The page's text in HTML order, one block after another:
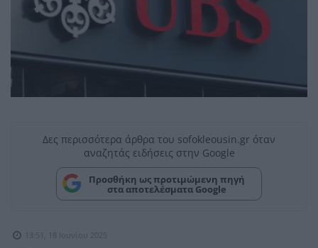
Δες περισσότερα άρθρα του sofokleousin.gr όταν
αναζητάς ειδήσεις στην Google
Προσθήκη ως προτιμώμενη πηγή
στα αποτελέσματα Google
13:51, 18 Ιουνίου 2025